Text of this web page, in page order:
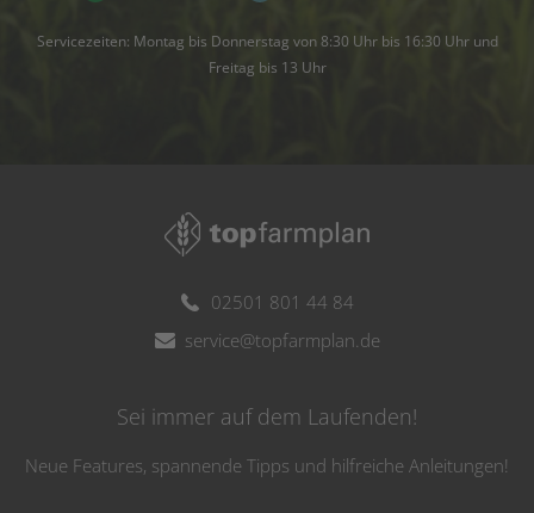
Servicezeiten: Montag bis Donnerstag von 8:30 Uhr bis 16:30 Uhr und
Freitag bis 13 Uhr
02501 801 44 84
service@topfarmplan.de
Sei immer auf dem Laufenden!
Neue Features, spannende Tipps und hilfreiche Anleitungen!